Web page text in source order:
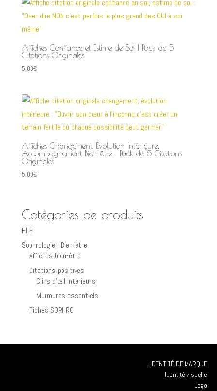
Affiches Confiance et Estime de Soi | Pack de 5
Citations Originales
5,00€
Affiches Changement, Évolution Intérieure,
Accompagnement Bien-être | Pack de 5 Citations
Originales
5,00€
Catégories de produits
FLE
Sophrologie | Bien-être
Affiches bien-être
Citations positives
Clins d’œil intérieurs
Murmures essentiels
Fiches SOPHRO
IDENTITÉ DE MARQUE
Identité visuelle
Logo